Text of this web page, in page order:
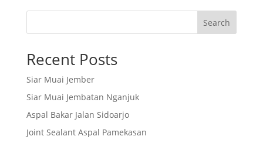
Search
Recent Posts
Siar Muai Jember
Siar Muai Jembatan Nganjuk
Aspal Bakar Jalan Sidoarjo
Joint Sealant Aspal Pamekasan